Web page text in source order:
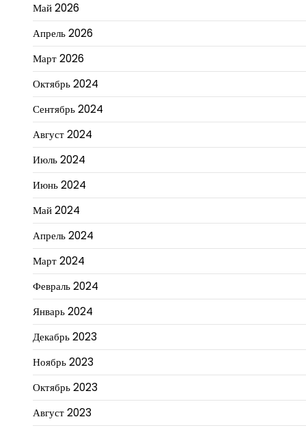
Май 2026
Апрель 2026
Март 2026
Октябрь 2024
Сентябрь 2024
Август 2024
Июль 2024
Июнь 2024
Май 2024
Апрель 2024
Март 2024
Февраль 2024
Январь 2024
Декабрь 2023
Ноябрь 2023
Октябрь 2023
Август 2023